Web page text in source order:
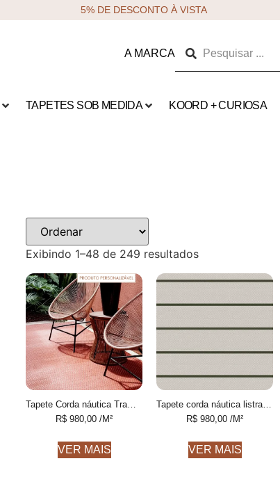
5% DE DESCONTO À VISTA
A MARCA
TAPETES SOB MEDIDA KOORD + CURIOSA
Exibindo 1–48 de 249 resultados
Tapete Corda náutica Trama Personalizável feito à mão
R$ 980,00 /M²
VER MAIS
Tapete corda náutica listrado Personalizável feito à mão
R$ 980,00 /M²
VER MAIS